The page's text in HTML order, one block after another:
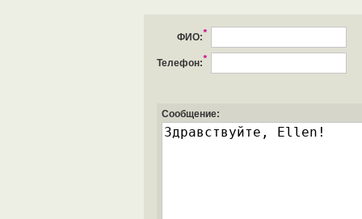
ФИО:*
Телефон:*
Сообщение: